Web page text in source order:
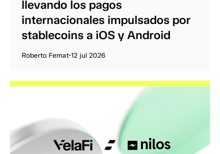
llevando los pagos
internacionales impulsados por
stablecoins a iOS y Android
Roberto Femat•12 jul 2026